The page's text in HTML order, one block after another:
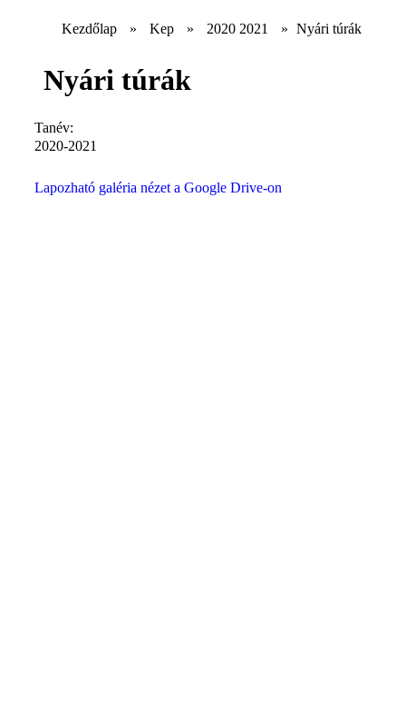
Kezdőlap » Kep » 2020 2021 » Nyári túrák
Nyári túrák
Tanév:
2020-2021
Lapozható galéria nézet a Google Drive-on